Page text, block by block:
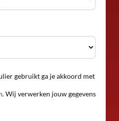
gebruikt ga je akkoord met
. Wij verwerken jouw gegevens